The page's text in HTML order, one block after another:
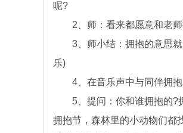
呢?
2、师：看来都愿意和老师
3、师小结：拥抱的意思就
乐)
4、在音乐声中与同伴拥抱
5、提问：你和谁拥抱的?拥
拥抱节，森林里的小动物们都